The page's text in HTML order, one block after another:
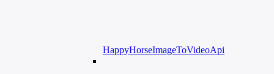
HappyHorseImageToVideoApi